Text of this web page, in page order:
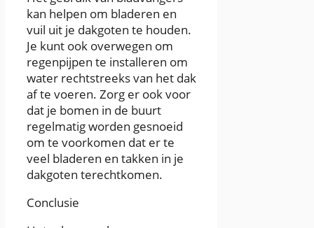
kan helpen om bladeren en
vuil uit je dakgoten te houden.
Je kunt ook overwegen om
regenpijpen te installeren om
water rechtstreeks van het dak
af te voeren. Zorg er ook voor
dat je bomen in de buurt
regelmatig worden gesnoeid
om te voorkomen dat er te
veel bladeren en takken in je
dakgoten terechtkomen.
Conclusie